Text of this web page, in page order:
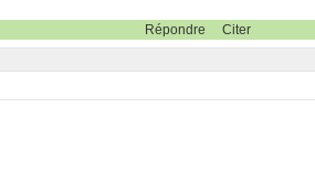
Répondre Citer